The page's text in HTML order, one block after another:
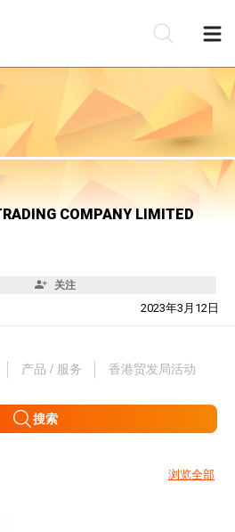
COMPANY LIMITED
关注
2023年3月12日
产品 / 服务 香港贸发局活动
搜索
浏览全部